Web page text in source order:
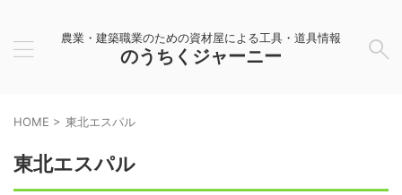
農業・建築職業のための資材屋による工具・道具情報
のうちくジャーニー
HOME > 東北エスパル
東北エスパル